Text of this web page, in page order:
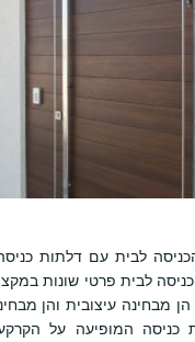
לבית עם דלתות
לבית פרטי שונות
הן מבחינה עיצובית והן
כניסה המופיעה על